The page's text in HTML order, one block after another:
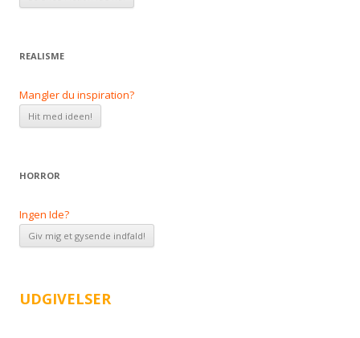
REALISME
Mangler du inspiration?
HORROR
Ingen Ide?
UDGIVELSER